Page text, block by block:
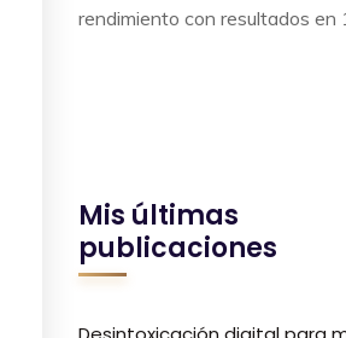
rendimiento con resultados en
Mis últimas
publicaciones